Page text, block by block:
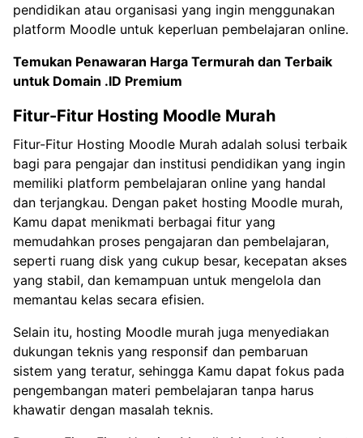
pendidikan atau organisasi yang ingin menggunakan
platform Moodle untuk keperluan pembelajaran online.
Temukan Penawaran Harga Termurah dan Terbaik
untuk Domain .ID Premium
Fitur-Fitur Hosting Moodle Murah
Fitur-Fitur Hosting Moodle Murah adalah solusi terbaik
bagi para pengajar dan institusi pendidikan yang ingin
memiliki platform pembelajaran online yang handal
dan terjangkau. Dengan paket hosting Moodle murah,
Kamu dapat menikmati berbagai fitur yang
memudahkan proses pengajaran dan pembelajaran,
seperti ruang disk yang cukup besar, kecepatan akses
yang stabil, dan kemampuan untuk mengelola dan
memantau kelas secara efisien.
Selain itu, hosting Moodle murah juga menyediakan
dukungan teknis yang responsif dan pembaruan
sistem yang teratur, sehingga Kamu dapat fokus pada
pengembangan materi pembelajaran tanpa harus
khawatir dengan masalah teknis.